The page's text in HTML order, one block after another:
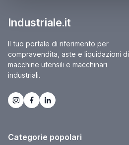
Industriale.it
Il tuo portale di riferimento per
compravendita, aste e liquidazioni di
macchine utensili e macchinari
industriali.
Categorie popolari